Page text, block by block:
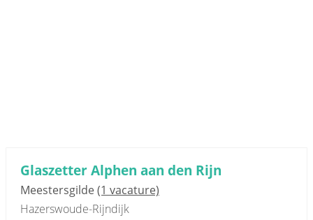
Glaszetter Alphen aan den Rijn
Meestersgilde(1 vacature)
Hazerswoude-Rijndijk